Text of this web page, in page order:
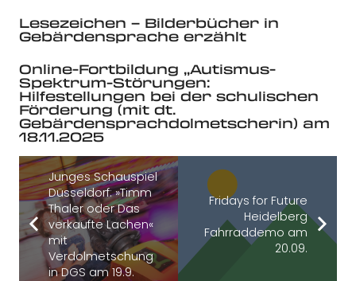
Lesezeichen – Bilderbücher in
Gebärdensprache erzählt
Online-Fortbildung „Autismus-
Spektrum-Störungen:
Hilfestellungen bei der schulischen
Förderung (mit dt.
Gebärdensprachdolmetscherin) am
18.11.2025
Junges Schauspiel
Düsseldorf: »Timm
Thaler oder Das
verkaufte Lachen«
mit
Verdolmetschung
in DGS am 19.9.
Fridays for Future
Heidelberg
Fahrraddemo am
20.09.